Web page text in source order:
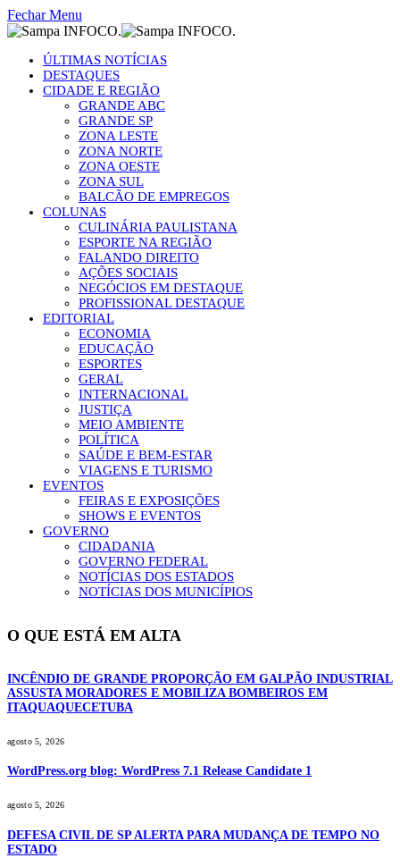
Fechar Menu
ÚLTIMAS NOTÍCIAS
DESTAQUES
CIDADE E REGIÃO
GRANDE ABC
GRANDE SP
ZONA LESTE
ZONA NORTE
ZONA OESTE
ZONA SUL
BALCÃO DE EMPREGOS
COLUNAS
CULINÁRIA PAULISTANA
ESPORTE NA REGIÃO
FALANDO DIREITO
AÇÕES SOCIAIS
NEGÓCIOS EM DESTAQUE
PROFISSIONAL DESTAQUE
EDITORIAL
ECONOMIA
EDUCAÇÃO
ESPORTES
GERAL
INTERNACIONAL
JUSTIÇA
MEIO AMBIENTE
POLÍTICA
SAÚDE E BEM-ESTAR
VIAGENS E TURISMO
EVENTOS
FEIRAS E EXPOSIÇÕES
SHOWS E EVENTOS
GOVERNO
CIDADANIA
GOVERNO FEDERAL
NOTÍCIAS DOS ESTADOS
NOTÍCIAS DOS MUNICÍPIOS
O QUE ESTÁ EM ALTA
INCÊNDIO DE GRANDE PROPORÇÃO EM GALPÃO INDUSTRIAL
ASSUSTA MORADORES E MOBILIZA BOMBEIROS EM
ITAQUAQUECETUBA
agosto 5, 2026
WordPress.org blog: WordPress 7.1 Release Candidate 1
agosto 5, 2026
DEFESA CIVIL DE SP ALERTA PARA MUDANÇA DE TEMPO NO
ESTADO